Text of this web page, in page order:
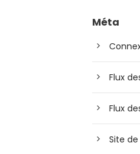
Méta
Flux
Flux
Site de